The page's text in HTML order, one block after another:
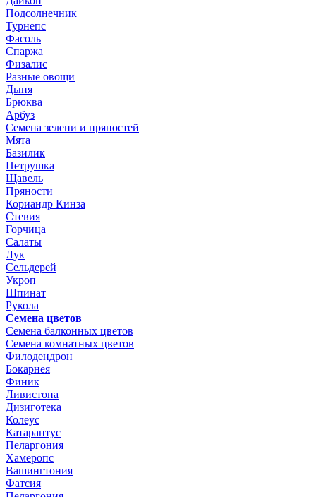
Подсолнечник
Турнепс
Фасоль
Спаржа
Физалис
Разные овощи
Дыня
Брюква
Арбуз
Семена зелени и пряностей
Мята
Базилик
Петрушка
Щавель
Пряности
Кориандр Кинза
Стевия
Горчица
Салаты
Лук
Сельдерей
Укроп
Шпинат
Рукола
Семена цветов
Семена балконных цветов
Семена комнатных цветов
Филодендрон
Бокарнея
Финик
Ливистона
Дизиготека
Колеус
Катарантус
Пеларгония
Хамеропс
Вашингтония
Фатсия